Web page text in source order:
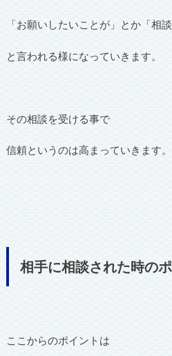
「お願いしたいことが」とか「相
と言われる様になっていきます。
その相談を受ける事で
信頼というのは高まっていきます。
相手に相談された時の
ここからのポイントは